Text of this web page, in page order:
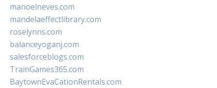
manoelneves.com
mandelaeffectlibrary.com
roselynns.com
balanceyoganj.com
salesforceblogs.com
TrainGames365.com
BaytownEvaCationRentals.com